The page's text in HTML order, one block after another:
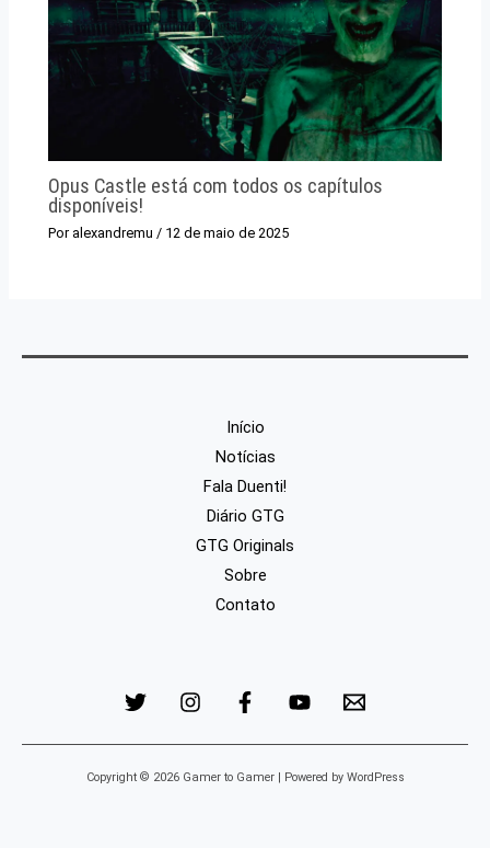
Opus Castle está com todos os capítulos
disponíveis!
Por alexandremu / 12 de maio de 2025
Início
Notícias
Fala Duenti!
Diário GTG
GTG Originals
Sobre
Contato
Copyright © 2026 Gamer to Gamer | Powered by WordPress